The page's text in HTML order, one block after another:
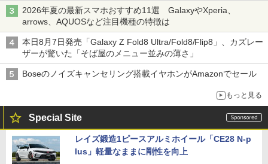
2026年夏の最新スマホおすすめ11選 GalaxyやXperia、
arrows、AQUOSなど注目機種の特徴は
本日8月7日発売「Galaxy Z Fold8 Ultra/Fold8/Flip8」、カズレー
ザーが驚いた「そば屋のメニュー並みの薄さ」
Boseのノイズキャンセリング搭載イヤホンがAmazonでセール
もっと見る
Special Site
レイズ鍛造1ピースアルミホイール「CE28 N-p
lus」軽量なままに剛性を向上